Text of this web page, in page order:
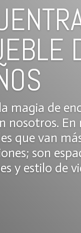
magia de
nosotros.
que van
son
y estilo de